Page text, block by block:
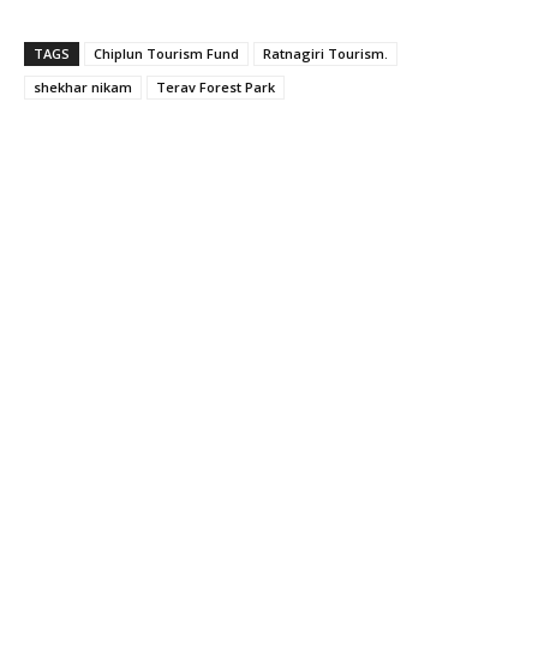
TAGS Chiplun Tourism Fund
Ratnagiri Tourism.
shekhar nikam
Terav Forest Park